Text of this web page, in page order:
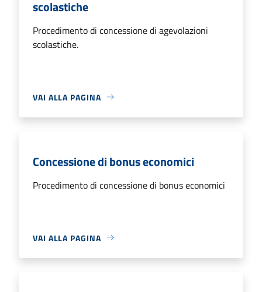
scolastiche
Procedimento di concessione di agevolazioni
scolastiche.
VAI ALLA PAGINA
Concessione di bonus economici
Procedimento di concessione di bonus economici
VAI ALLA PAGINA